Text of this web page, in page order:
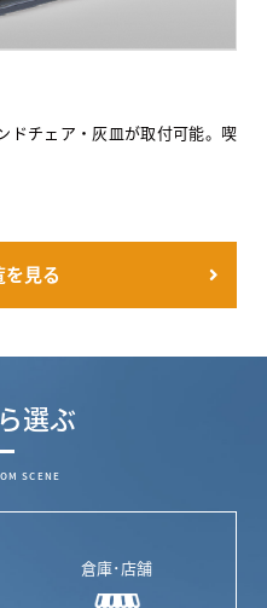
ドチェア・灰皿が取付可能。喫
見る
選ぶ
SCENE
倉庫･店舗